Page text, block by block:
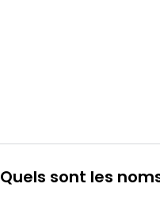
Quels sont les